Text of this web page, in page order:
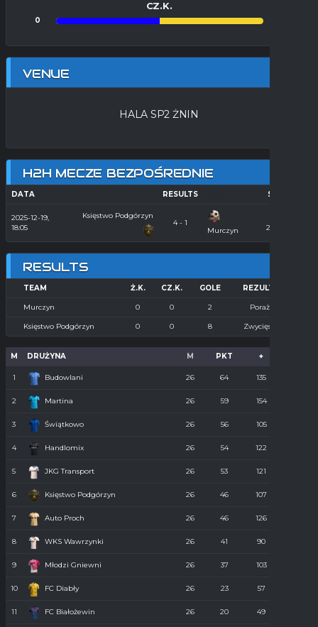
CZ.K.
0
VENUE
HALA SP2 ŻNIN
H2H MECZE BEZPOŚREDNIE
DATA RESULTS SEASON
2025-12-19,
18:05
Księstwo Podgórzyn
4 - 1
Murczyn
2025/2026
RESULTS
TEAM Ż.K. CZ.K. GOLE REZULTAT
Murczyn 0 0 2 Porażka
Księstwo Podgórzyn 0 0 8 Zwycięstwo
M DRUŻYNA M PKT +
1 Budowlani 26 64 135
2 Martina 26 59 154
3 Świątkowo 26 56 105
4 Handlomix 26 54 122
5 JKG Transport 26 53 121
6 Księstwo Podgórzyn 26 46 107
7 Auto Proch 26 46 126
8 WKS Wawrzynki 26 41 90
9 Młodzi Gniewni 26 37 103
10 FC Diabły 26 23 57
11 FC Białożewin 26 20 49